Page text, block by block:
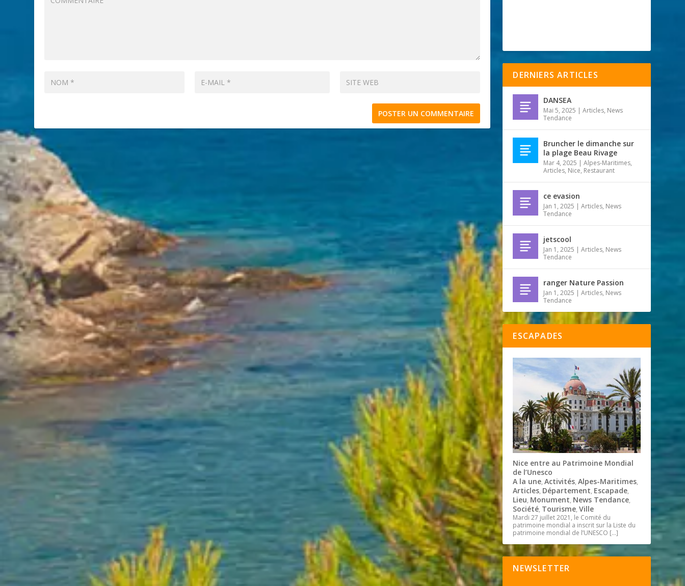
DERNIERS ARTICLES
DANSEA
Mai 5, 2025 |Articles, News
Tendance
Bruncher le dimanche sur
la plage Beau Rivage
Mar 4, 2025 |Alpes-Maritimes,
Articles, Nice, Restaurant
ce evasion
Jan 1, 2025 |Articles, News
Tendance
jetscool
Jan 1, 2025 |Articles, News
Tendance
ranger Nature Passion
Jan 1, 2025 |Articles, News
Tendance
ESCAPADES
Nice entre au Patrimoine Mondial
de l’Unesco
A la une,Activités,Alpes-Maritimes,
Articles, Département, Escapade,
Lieu, Monument, News Tendance,
Société, Tourisme,Ville
Mardi 27 juillet 2021, le Comité du
patrimoine mondial a inscrit sur la Liste du
patrimoine mondial de l’UNESCO […]
NEWSLETTER